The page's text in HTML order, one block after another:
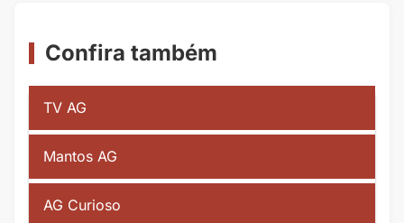
Confira também
TV AG
Mantos AG
AG Curioso